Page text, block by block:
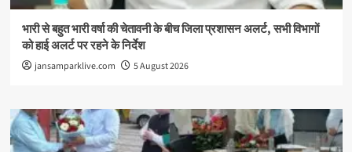
भारी से बहुत भारी वर्षा की चेतावनी के बीच जिला प्रशासन अलर्ट, सभी विभागों
को हाई अलर्ट पर रहने के निर्देश
jansamparklive.com 5 August 2026